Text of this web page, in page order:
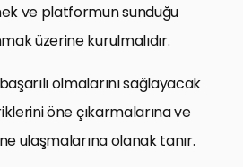
ve platformun sunduğu
üzerine kurulmalıdır.
olmalarını sağlayacak
öne çıkarmalarına ve
ulaşmalarına olanak tanır.